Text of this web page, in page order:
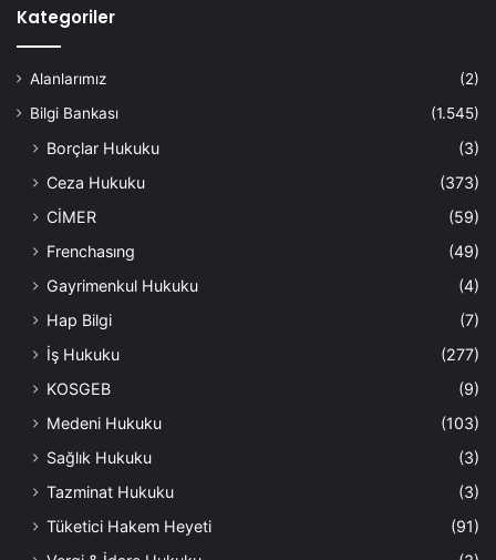
Kategoriler
Alanlarımız
(2)
Bilgi Bankası
(1.545)
Borçlar Hukuku
(3)
Ceza Hukuku
(373)
CİMER
(59)
Frenchasıng
(49)
Gayrimenkul Hukuku
(4)
Hap Bilgi
(7)
İş Hukuku
(277)
KOSGEB
(9)
Medeni Hukuku
(103)
Sağlık Hukuku
(3)
Tazminat Hukuku
(3)
Tüketici Hakem Heyeti
(91)